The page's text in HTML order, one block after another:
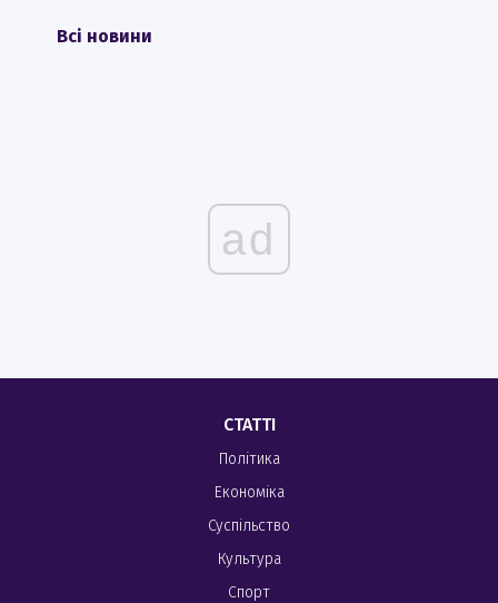
Всі новини
ad
СТАТТІ
Політика
Економіка
Суспільство
Культура
Спорт